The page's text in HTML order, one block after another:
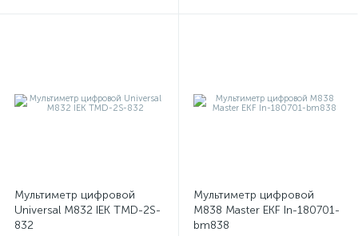
Мультиметр цифровой
Universal M832 IEK TMD-2S-
832
Мультиметр цифровой
M838 Master EKF In-180701-
bm838